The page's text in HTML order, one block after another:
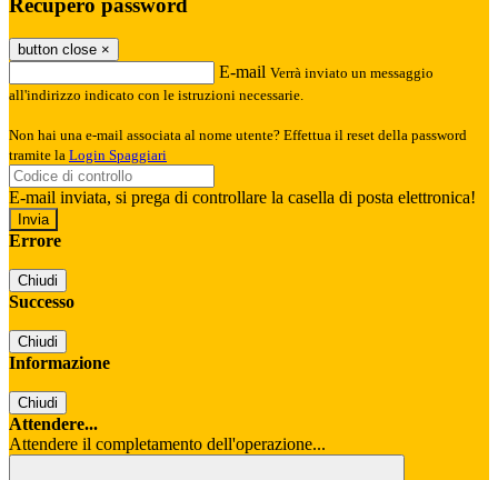
button close ×
E-mail Verrà inviato un messaggio
all'indirizzo indicato con le istruzioni necessarie.
Non hai una e-mail associata al nome utente? Effettua il reset della password
tramite la Login Spaggiari
E-mail inviata, si prega di controllare la casella di posta elettronica!
Errore
Chiudi
Successo
Chiudi
Informazione
Chiudi
Attendere...
Attendere il completamento dell'operazione...